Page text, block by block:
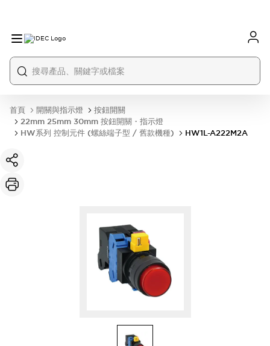
首頁 開關與指示燈
按鈕開關
22mm 25mm 30mm 按鈕開關・指示燈
HW系列 控制元件 (螺絲端子型 / 舊款機種)
HW1L-A222M2A